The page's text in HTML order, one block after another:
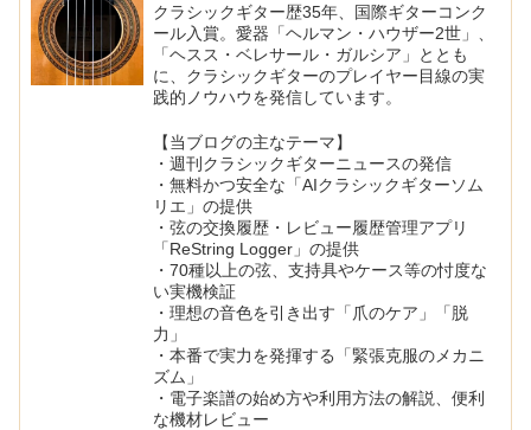
クラシックギター歴35年、国際ギターコンク
ール入賞。愛器「ヘルマン・ハウザー2世」、
「ヘスス・ベレサール・ガルシア」ととも
に、クラシックギターのプレイヤー目線の実
践的ノウハウを発信しています。
【当ブログの主なテーマ】
・週刊クラシックギターニュースの発信
・無料かつ安全な「AIクラシックギターソム
リエ」の提供
・弦の交換履歴・レビュー履歴管理アプリ
「ReString Logger」の提供
・70種以上の弦、支持具やケース等の忖度な
い実機検証
・理想の音色を引き出す「爪のケア」「脱
力」
・本番で実力を発揮する「緊張克服のメカニ
ズム」
・電子楽譜の始め方や利用方法の解説、便利
な機材レビュー